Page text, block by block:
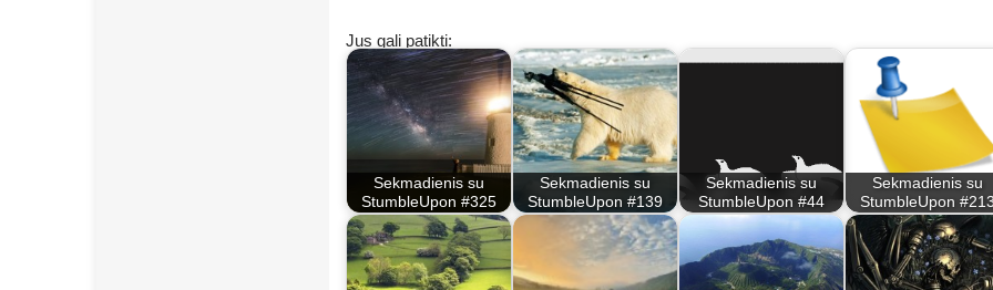
Jus gali patikti:
Sekmadienis su
StumbleUpon #325
Sekmadienis su
StumbleUpon #139
Sekmadienis su
StumbleUpon #44
Sekmadienis su
StumbleUpon